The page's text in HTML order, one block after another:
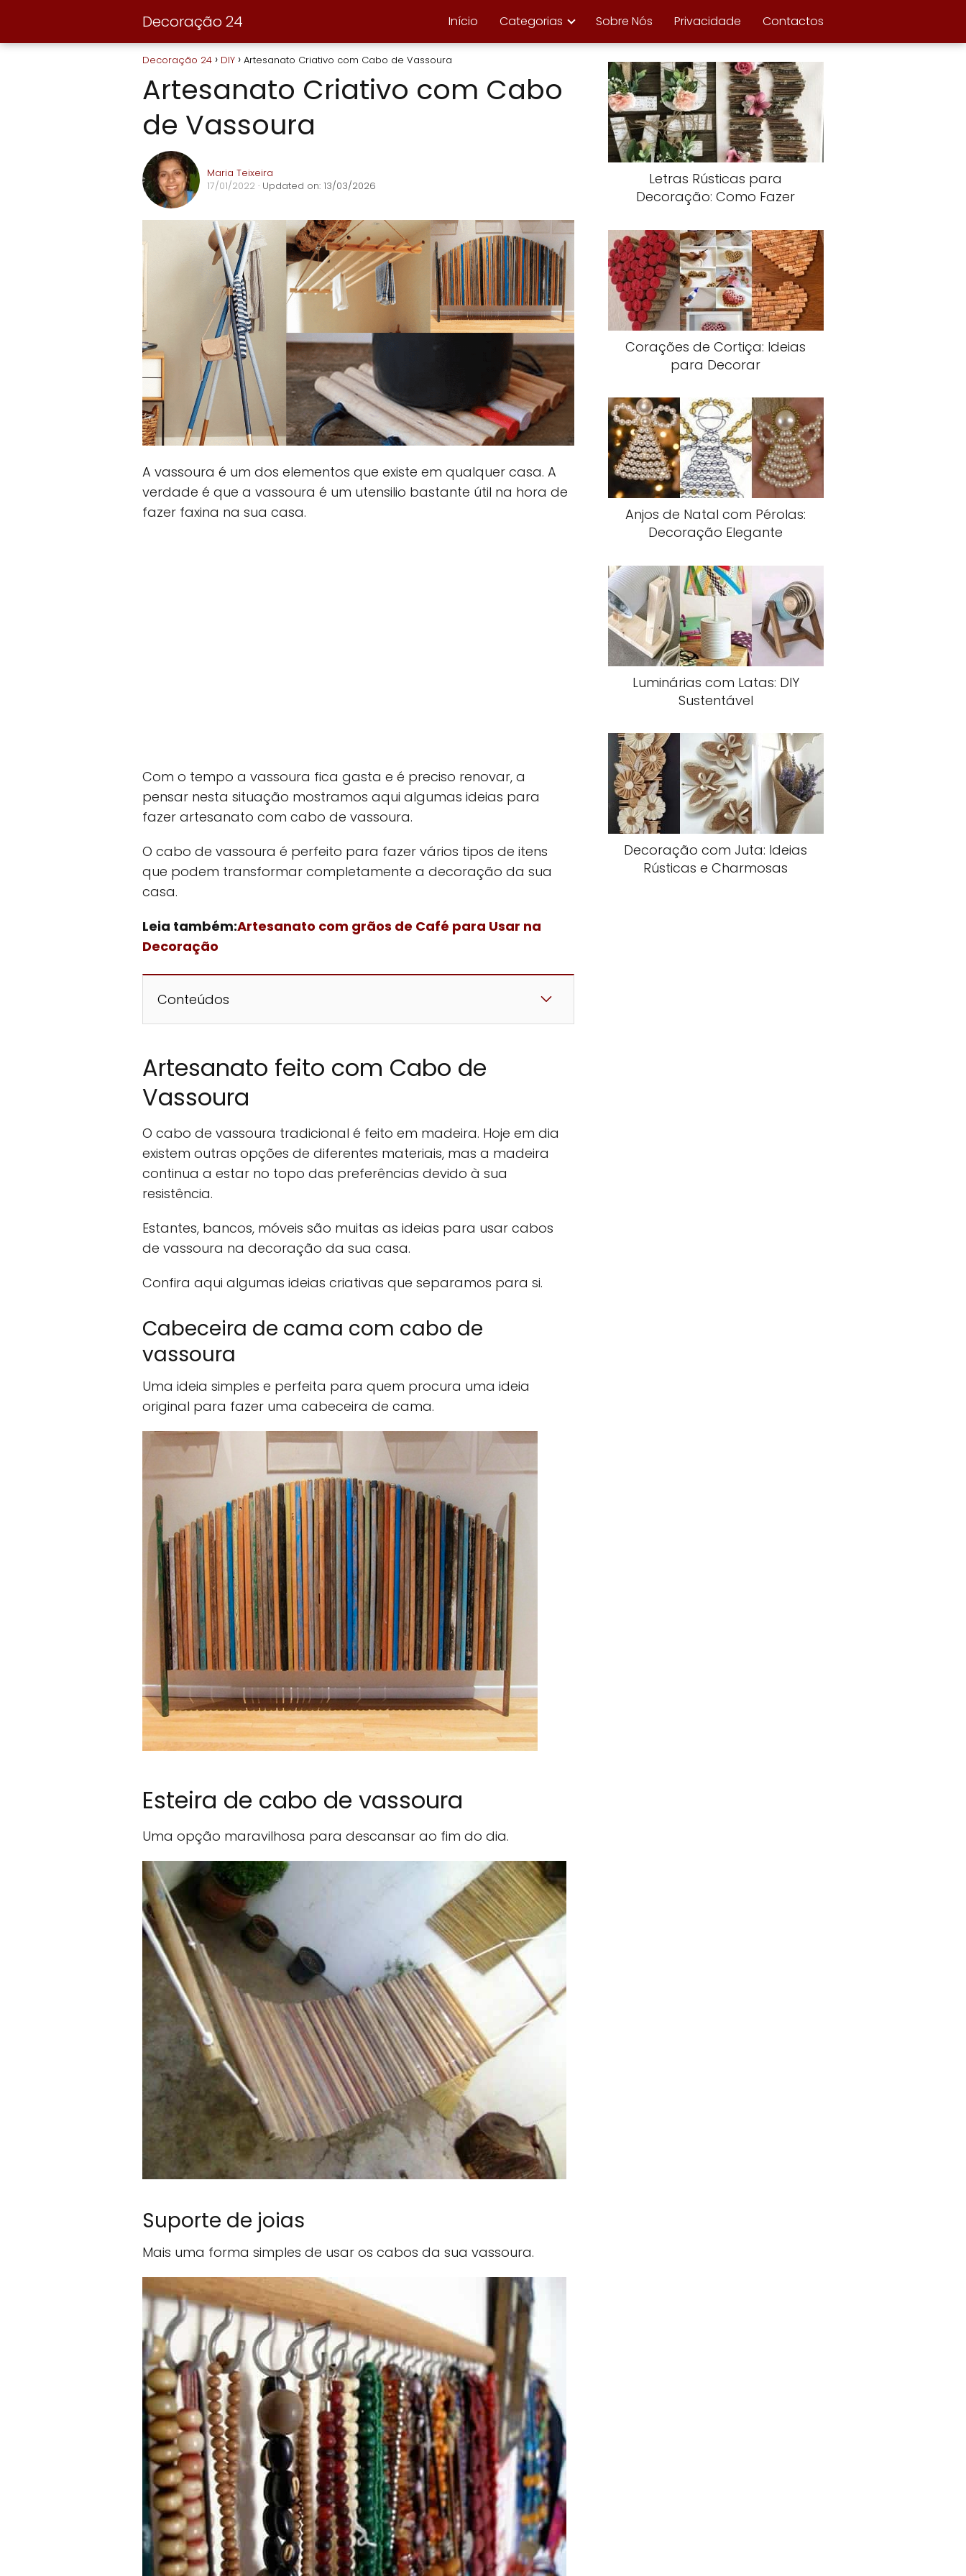
Decoração 24 Início Categorias Sobre Nós Privacidade Contactos
Decoração 24 DIY Artesanato Criativo com Cabo de Vassoura
Artesanato Criativo com Cabo
de Vassoura
Maria Teixeira
17/01/2022 · Updated on: 13/03/2026
A vassoura é um dos elementos que existe em qualquer casa. A
verdade é que a vassoura é um utensilio bastante útil na hora de
fazer faxina na sua casa.
Com o tempo a vassoura fica gasta e é preciso renovar, a
pensar nesta situação mostramos aqui algumas ideias para
fazer artesanato com cabo de vassoura.
O cabo de vassoura é perfeito para fazer vários tipos de itens
que podem transformar completamente a decoração da sua
casa.
Leia também:Artesanato com grãos de Café para Usar na
Decoração
Conteúdos
Artesanato feito com Cabo de
Vassoura
O cabo de vassoura tradicional é feito em madeira. Hoje em dia
existem outras opções de diferentes materiais, mas a madeira
continua a estar no topo das preferências devido à sua
resistência.
Estantes, bancos, móveis são muitas as ideias para usar cabos
de vassoura na decoração da sua casa.
Confira aqui algumas ideias criativas que separamos para si.
Cabeceira de cama com cabo de
vassoura
Uma ideia simples e perfeita para quem procura uma ideia
original para fazer uma cabeceira de cama.
Esteira de cabo de vassoura
Uma opção maravilhosa para descansar ao fim do dia.
Suporte de joias
Mais uma forma simples de usar os cabos da sua vassoura.
Letras Rústicas para
Decoração: Como Fazer
Corações de Cortiça: Ideias
para Decorar
Anjos de Natal com Pérolas:
Decoração Elegante
Luminárias com Latas: DIY
Sustentável
Decoração com Juta: Ideias
Rústicas e Charmosas